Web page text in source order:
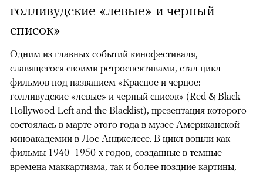
голливудские «левые» и черный
список»
Одним из главных событий кинофестиваля,
славящегося своими ретроспективами, стал цикл
фильмов под названием «Красное и черное:
голливудские «левые» и черный список» (Red & Black —
Hollywood Left and the Blacklist), презентация которого
состоялась в марте этого года в музее Американской
киноакадемии в Лос-Анджелесе. В цикл вошли как
фильмы 1940–1950-х годов, созданные в темные
времена маккартизма, так и более поздние картины,